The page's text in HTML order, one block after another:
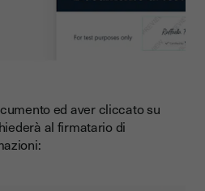
ed aver cliccato su
al firmatario di